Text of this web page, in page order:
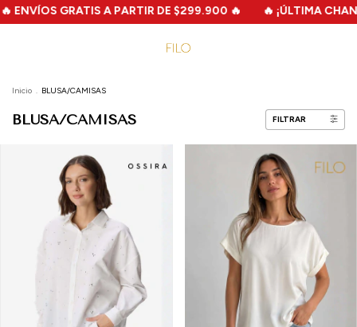
A PARTIR DE $299.900 🔥 🔥 ¡ÚLTIMA CHANCE! 🔥 MEGA
Inicio . BLUSA/CAMISAS
BLUSA/CAMISAS FILTRAR